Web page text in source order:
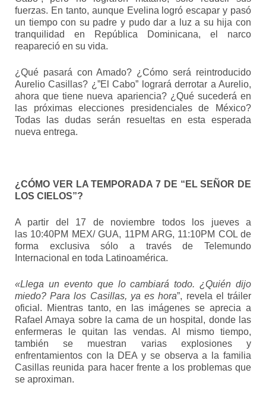
fuerzas. En tanto, aunque Evelina logró escapar y pasó
un tiempo con su padre y pudo dar a luz a su hija con
tranquilidad en República Dominicana, el narco
reapareció en su vida.
¿Qué pasará con Amado? ¿Cómo será reintroducido
Aurelio Casillas? ¿”El Cabo” logrará derrotar a Aurelio,
ahora que tiene nueva apariencia? ¿Qué sucederá en
las próximas elecciones presidenciales de México?
Todas las dudas serán resueltas en esta esperada
nueva entrega.
¿CÓMO VER LA TEMPORADA 7 DE “EL SEÑOR DE
LOS CIELOS”?
A partir del 17 de noviembre todos los jueves a
las 10:40PM MEX/ GUA, 11PM ARG, 11:10PM COL de
forma exclusiva sólo a través de Telemundo
Internacional en toda Latinoamérica.
«Llega un evento que lo cambiará todo. ¿Quién dijo
miedo? Para los Casillas, ya es hora”, revela el tráiler
oficial. Mientras tanto, en las imágenes se aprecia a
Rafael Amaya sobre la cama de un hospital, donde las
enfermeras le quitan las vendas. Al mismo tiempo,
también se muestran varias explosiones y
enfrentamientos con la DEA y se observa a la familia
Casillas reunida para hacer frente a los problemas que
se aproximan.